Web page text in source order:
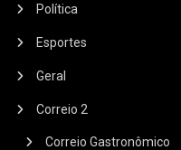
Política
Esportes
Geral
Correio 2
Correio Gastronômico